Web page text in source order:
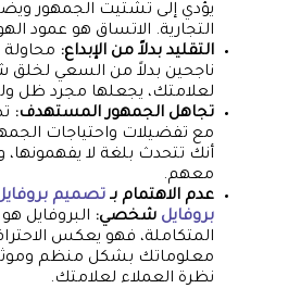
يؤدي إلى تشتيت الجمهور
التجارية. الاتساق هو عمود
التقليد بدلاً من الإبداع:
ناجحين بدلاً من السعي لخلق
لعلامتك، يجعلها مجرد ظل
تجاهل الجمهور المستهدف:
مع تفضيلات واحتياجات
أنك تتحدث بلغة لا يفهمونها،
معهم.
عدم الاهتمام بـ تصميم
بروفايل شخصي: البروفايل
المتكاملة، فهو يعكس
معلوماتك بشكل منظم
نظرة العملاء لعلامتك.